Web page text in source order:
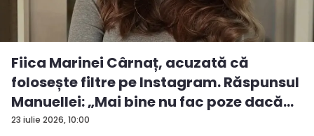
23 iulie 2026, 10:00
Fiica Marinei Cârnaț, acuzată că
folosește filtre pe Instagram. Răspunsul
Manuellei: „Mai bine nu fac poze dacă...